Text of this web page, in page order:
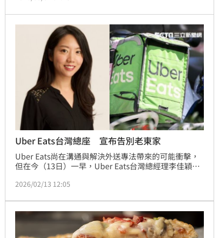
beard papa’s也限時推出38婦女節優惠、鬍子爺爺周
邊商品和家樂福量販門市滿額贈活動。
Uber Eats台灣總座 宣布告別老東家
Uber Eats尚在溝通與解決外送專法帶來的可能衝擊，
但在今（13日）一早，Uber Eats台灣總經理李佳穎在
Eats的最後一個工作日就落在今年的4月17日。外界解
到有開拓出新市場，並站穩外送霸主之位，接下來，為
因應外送專法所帶來的衝擊，將是Uber Eats台灣與新
任總
2026/02/13 12:05